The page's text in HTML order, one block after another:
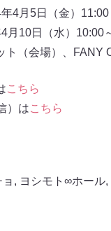
4月5日（金）
月10日（水）10:00
（会場）、FANY
こちら
）はこちら
, ヨシモト∞ホール,